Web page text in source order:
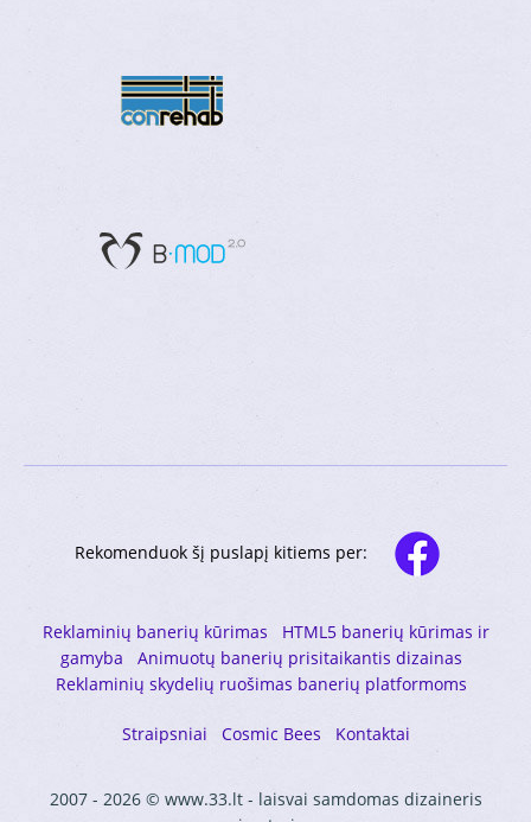
Rekomenduok šį puslapį kitiems per:
Reklaminių banerių kūrimas
HTML5 banerių kūrimas ir
gamyba
Animuotų banerių prisitaikantis dizainas
Reklaminių skydelių ruošimas banerių platformoms
Straipsniai Cosmic Bees Kontaktai
2007 - 2026 © www.33.lt - laisvai samdomas dizaineris